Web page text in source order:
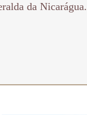
da Nicarágua.